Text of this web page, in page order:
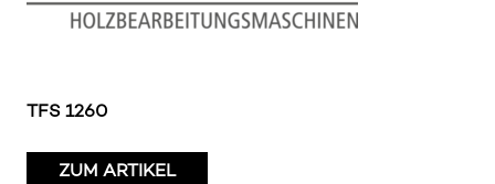
TFS 1260
ZUM ARTIKEL